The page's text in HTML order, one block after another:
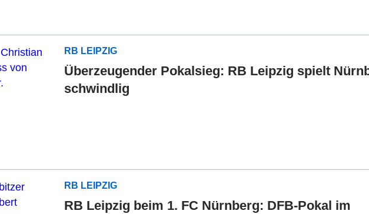
RB LEIPZIG
Überzeugender Pokalsieg: RB Leipzig spielt
schwindlig
RB LEIPZIG
RB Leipzig beim 1. FC Nürnberg: DFB-Pokal im